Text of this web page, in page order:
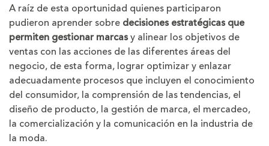
A raíz de esta oportunidad quienes participaron
pudieron aprender sobre decisiones estratégicas que
permiten gestionar marcasy alinear los objetivos de
ventas con las acciones de las diferentes áreas del
negocio, de esta forma, lograr optimizar y enlazar
adecuadamente procesos que incluyen el conocimiento
del consumidor, la comprensión de las tendencias, el
diseño de producto, la gestión de marca, el mercadeo,
la comercialización y la comunicación en la industria de
la moda.